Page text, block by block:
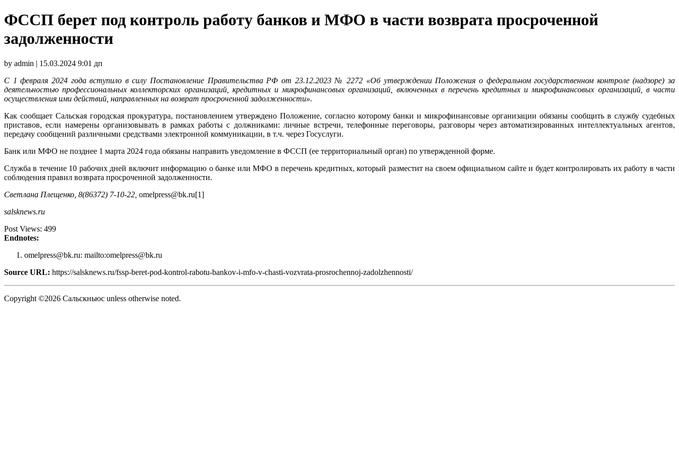
ФССП берет под контроль работу банков и МФО в части возврата просроченной
задолженности
by admin | 15.03.2024 9:01 дп
С 1 февраля 2024 года вступило в силу Постановление Правительства РФ от 23.12.2023 № 2272 «Об утверждении Положения о федеральном государственном контроле (надзоре) за
деятельностью профессиональных коллекторских организаций, кредитных и микрофинансовых организаций, включенных в перечень кредитных и микрофинансовых организаций, в части
осуществления ими действий, направленных на возврат просроченной задолженности».
Как сообщает Сальская городская прокуратура, постановлением утверждено Положение, согласно которому банки и микрофинансовые организации обязаны сообщить в службу судебных
приставов, если намерены организовывать в рамках работы с должниками: личные встречи, телефонные переговоры, разговоры через автоматизированных интеллектуальных агентов,
передачу сообщений различными средствами электронной коммуникации, в т.ч. через Госуслуги.
Банк или МФО не позднее 1 марта 2024 года обязаны направить уведомление в ФССП (ее территориальный орган) по утвержденной форме.
Служба в течение 10 рабочих дней включит информацию о банке или МФО в перечень кредитных, который разместит на своем официальном сайте и будет контролировать их работу в части
соблюдения правил возврата просроченной задолженности.
Светлана Плещенко, 8(86372) 7-10-22, omelpress@bk.ru[1]
salsknews.ru
Post Views: 499
Endnotes:
omelpress@bk.ru: mailto:omelpress@bk.ru
Source URL: https://salsknews.ru/fssp-beret-pod-kontrol-rabotu-bankov-i-mfo-v-chasti-vozvrata-prosrochennoj-zadolzhennosti/
Copyright ©2026 Сальскньюс unless otherwise noted.